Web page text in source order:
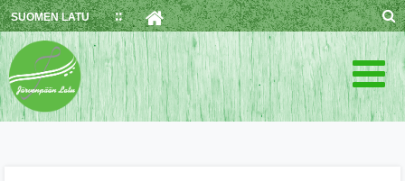
Skip
to
content
SUOMEN LATU